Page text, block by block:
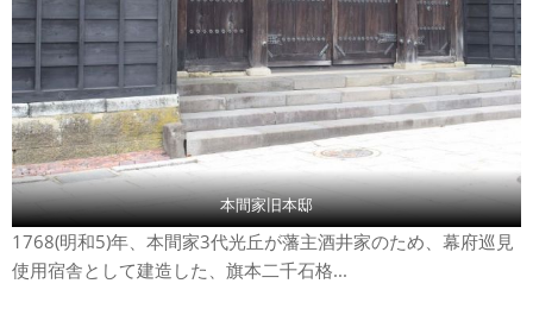
本間家旧本邸
1768(明和5)年、本間家3代光丘が藩主酒井家のため、幕府巡見
使用宿舎として建造した、旗本二千石格...